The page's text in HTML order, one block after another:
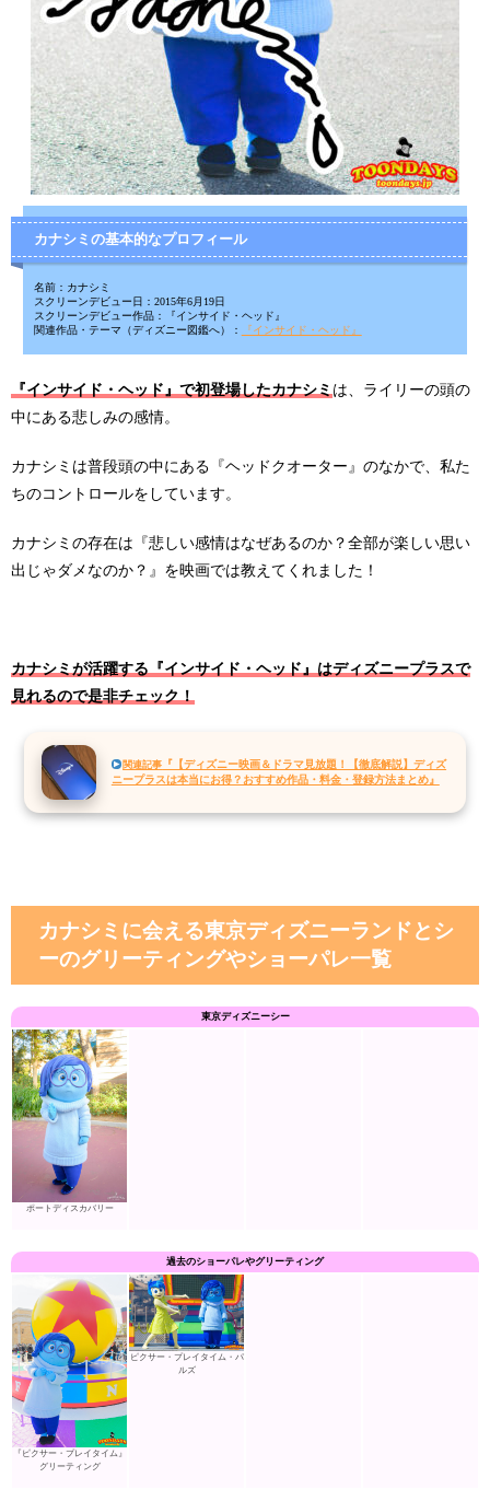
カナシミの基本的なプロフィール
名前：カナシミ
スクリーンデビュー日：2015年6月19日
スクリーンデビュー作品：『インサイド・ヘッド』
関連作品・テーマ（ディズニー図鑑へ）：
『インサイド・ヘッド』
『インサイド・ヘッド』で初登場したカナシミは、ライリーの頭の
中にある悲しみの感情。
カナシミは普段頭の中にある『ヘッドクオーター』のなかで、私た
ちのコントロールをしています。
カナシミの存在は『悲しい感情はなぜあるのか？全部が楽しい思い
出じゃダメなのか？』を映画では教えてくれました！
カナシミが活躍する『インサイド・ヘッド』はディズニープラスで
見れるので是非チェック！
関連記事 『【ディズニー映画＆ドラマ見放題！【徹底解説】ディズ
ニープラスは本当にお得？おすすめ作品・料金・登録方法まとめ』
カナシミに会える東京ディズニーランドとシ
ーのグリーティングやショーパレ一覧
東京ディズニーシー
ポートディスカバリー
過去のショーパレやグリーティング
『ピクサー・プレイタイム』
グリーティング
ピクサー・プレイタイム・パ
ルズ